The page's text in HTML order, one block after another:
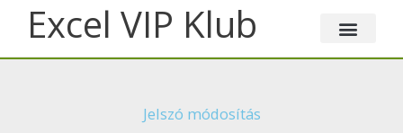
content
Excel VIP Klub
Jelszó módosítás